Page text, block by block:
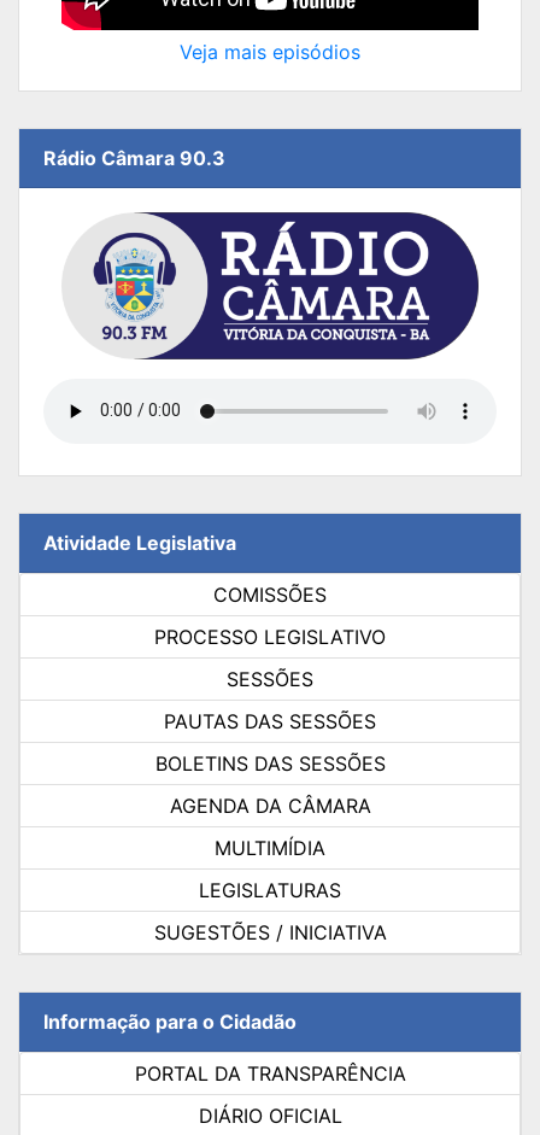
Veja mais episódios
Rádio Câmara 90.3
Atividade Legislativa
COMISSÕES
PROCESSO LEGISLATIVO
SESSÕES
PAUTAS DAS SESSÕES
BOLETINS DAS SESSÕES
AGENDA DA CÂMARA
MULTIMÍDIA
LEGISLATURAS
SUGESTÕES / INICIATIVA
Informação para o Cidadão
PORTAL DA TRANSPARÊNCIA
DIÁRIO OFICIAL